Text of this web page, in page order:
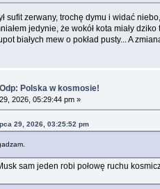
sufit zerwany, trochę dymu i widać
jedynie, że wokół kota miały
białych mew o pokład pusty... A
Odp: Polska w kosmosie!
2026, 05:29:44 pm »
29, 2026, 03:25:52 pm
sam jeden robi połowę ruchu